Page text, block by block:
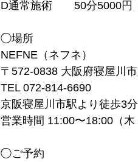
D通常施術　　50分5000円
◯場所
NEFNE（ネフネ）
〒572-0838 大阪府寝屋川
TEL 072-814-6690
京阪寝屋川市駅より徒歩3分
営業時間 11:00〜18:00（木
◯ご予約